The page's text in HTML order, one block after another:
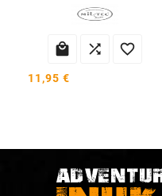
  
11,95 €